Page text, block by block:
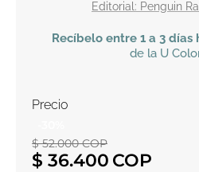
Penguin
Recíbelo entre 1 a 3 días
de la U
Precio
$ 52.000COP
$ 36.400